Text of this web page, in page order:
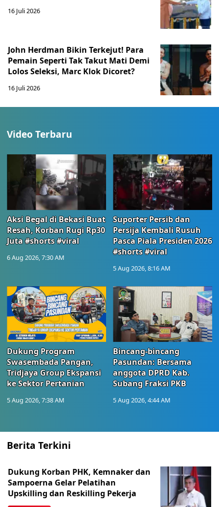
16 Juli 2026
John Herdman Bikin Terkejut! Para
Pemain Seperti Tak Takut Mati Demi
Lolos Seleksi, Marc Klok Dicoret?
16 Juli 2026
Video Terbaru
Aksi Begal di Bekasi Buat
Resah, Korban Rugi Rp30
Juta #shorts #viral
6 Aug 2026, 7:30 AM
Suporter Persib dan
Persija Kembali Rusuh
Pasca Piala Presiden 2026
#shorts #viral
5 Aug 2026, 8:16 AM
Dukung Program
Swasembada Pangan,
Tridjaya Group Ekspansi
ke Sektor Pertanian
5 Aug 2026, 7:38 AM
Bincang-bincang
Pasundan: Bersama
anggota DPRD Kab.
Subang Fraksi PKB
5 Aug 2026, 4:44 AM
Berita Terkini
Dukung Korban PHK, Kemnaker dan
Sampoerna Gelar Pelatihan
Upskilling dan Reskilling Pekerja